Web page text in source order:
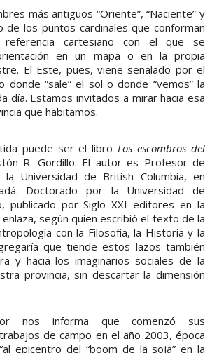
más antiguos “Oriente”, “Naciente” y
de los puntos cardinales que conforman
cartesiano con el que se
en un mapa o en la propia
El Este, pues, viene señalado por el
donde “sale” el sol o donde “vemos” la
día. Estamos invitados a mirar hacia esa
que habitamos.
puede ser el libroLos escombros del
R. Gordillo. El autor es Profesor de
la Universidad de British Columbia, en
Doctorado por la Universidad de
publicado por Siglo XXI editores en la
según quien escribió el texto de la
con la Filosofía, la Historia y la
que tiende estos lazos también
y hacia los imaginarios sociales de la
provincia, sin descartar la dimensión
nos informa que comenzó sus
de campo en el año 2003, época
epicentro del “boom de la soja” en la